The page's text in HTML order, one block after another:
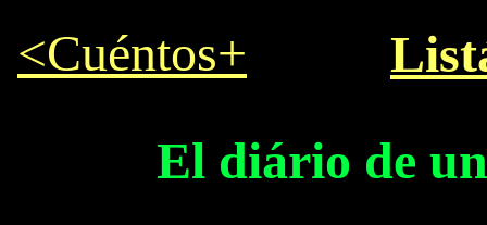
El diário de
<Cuéntos+